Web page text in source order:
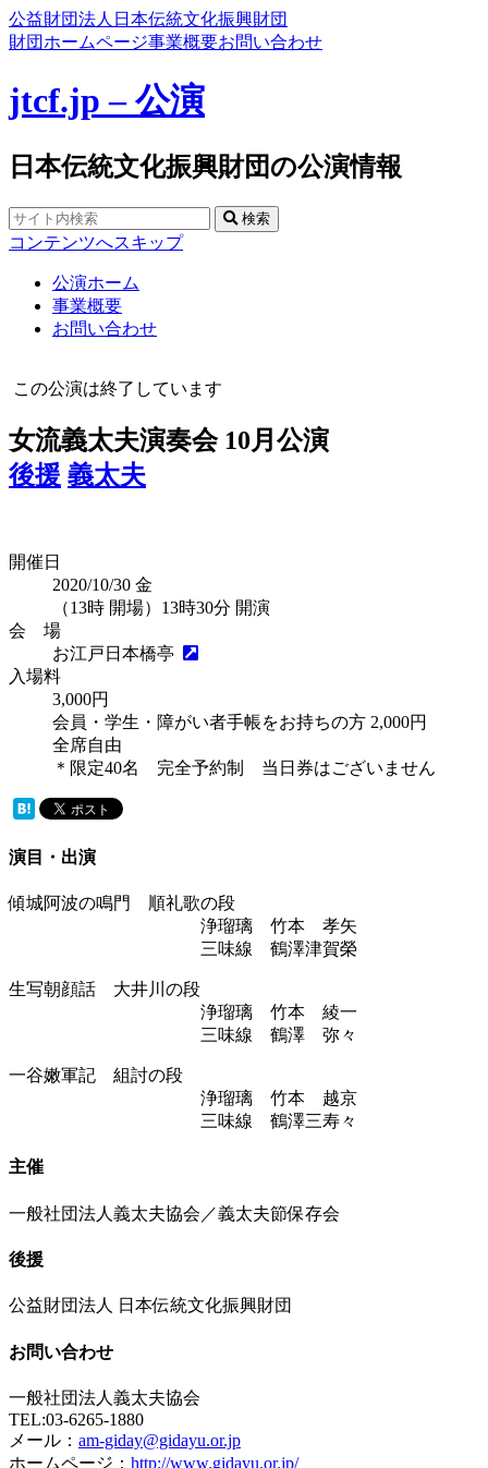
公益財団法人日本伝統文化振興財団
財団ホームページ事業概要お問い合わせ
jtcf.jp – 公演
日本伝統文化振興財団の公演情報
検索
コンテンツへスキップ
公演ホーム
事業概要
お問い合わせ
この公演は終了しています
女流義太夫演奏会 10月公演
後援 義太夫
開催日
2020/10/30 金
（13時 開場）13時30分 開演
会 場
お江戸日本橋亭
入場料
3,000円
会員・学生・障がい者手帳をお持ちの方 2,000円
全席自由
＊限定40名 完全予約制 当日券はございません
演目・出演
傾城阿波の鳴門 順礼歌の段
浄瑠璃 竹本 孝矢
三味線 鶴澤津賀榮
生写朝顔話 大井川の段
浄瑠璃 竹本 綾一
三味線 鶴澤 弥々
一谷嫩軍記 組討の段
浄瑠璃 竹本 越京
三味線 鶴澤三寿々
主催
一般社団法人義太夫協会／義太夫節保存会
後援
公益財団法人 日本伝統文化振興財団
お問い合わせ
一般社団法人義太夫協会
TEL:03-6265-1880
メール： am-giday@gidayu.or.jp
ホームページ： http://www.gidayu.or.jp/